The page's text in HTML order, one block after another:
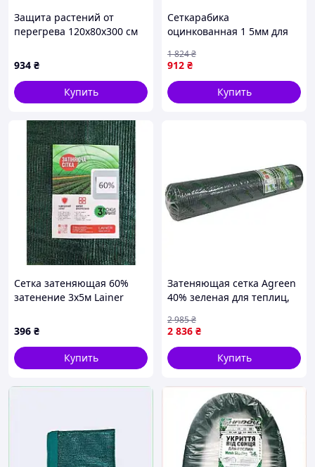
Защита растений от
перегрева 120х80х300 см
934 ₴
Купить
Сеткарабика
оцинкованная 1 5мм для
изготовления клеток и
вольеров 50х50мм 10м
912 ₴
1 824₴
Купить
Сетка затеняющая 60%
затенение 3х5м Lainer
396 ₴
Купить
Затеняющая сетка Agreen
40% зеленая для теплиц,
сетка 77-56019
2 836 ₴
2 985₴
Купить